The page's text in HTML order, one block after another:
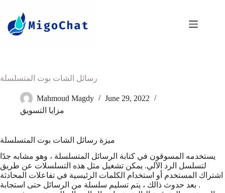
رسائل الشات بوت المتسلسلة
Mahmoud Magdy
June 29, 2022
مزايا التسويق
ميزة رسائل الشات بوت المتسلسلة
يستخدمه المسوقون في كتابة الرسائل المتسلسلة ، وهو مشابه جدًا
لتسلسل الرد الآلي. يمكن تشغيل مثل هذه التسلسلات عن طريق
اشتراك المستخدم أو استخدام الكلمات الرئيسية في تفاعلات المحادثة
. بعد حدوث ذالك ، يتم تسليم سلسلة من الرسائل حتى استجابة